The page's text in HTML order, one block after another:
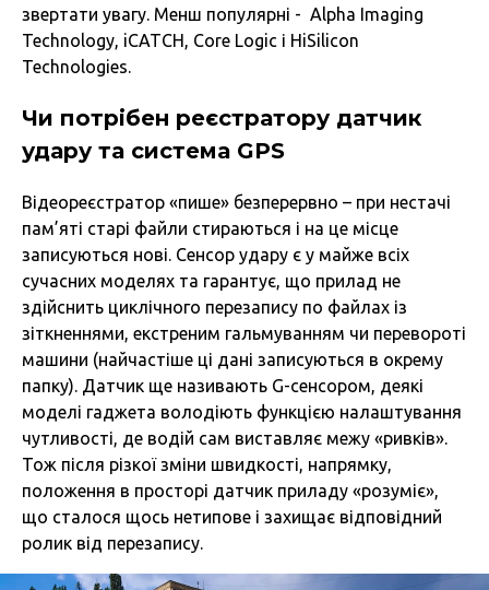
звертати увагу. Менш популярні - Alpha Imaging
Technology, iCATCH, Core Logic і HiSilicon
Technologies.
Чи потрібен реєстратору датчик
удару та система GPS
Відеореєстратор «пише» безперервно – при нестачі
пам’яті старі файли стираються і на це місце
записуються нові. Сенсор удару є у майже всіх
сучасних моделях та гарантує, що прилад не
здійснить циклічного перезапису по файлах із
зіткненнями, екстреним гальмуванням чи перевороті
машини (найчастіше ці дані записуються в окрему
папку). Датчик ще називають G-сенсором, деякі
моделі гаджета володіють функцією налаштування
чутливості, де водій сам виставляє межу «ривків».
Тож після різкої зміни швидкості, напрямку,
положення в просторі датчик приладу «розуміє»,
що сталося щось нетипове і захищає відповідний
ролик від перезапису.